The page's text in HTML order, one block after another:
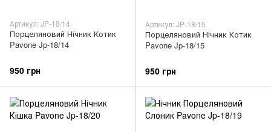
Артикул: JP-18/14
Порцеляновий Нічник Котик
Pavone Jp-18/14
950 грн
Артикул: JP-18/15
Порцеляновий Нічник Котик
Pavone Jp-18/15
950 грн